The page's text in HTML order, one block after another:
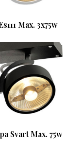
Max. 3x75w
Svart Max. 75w